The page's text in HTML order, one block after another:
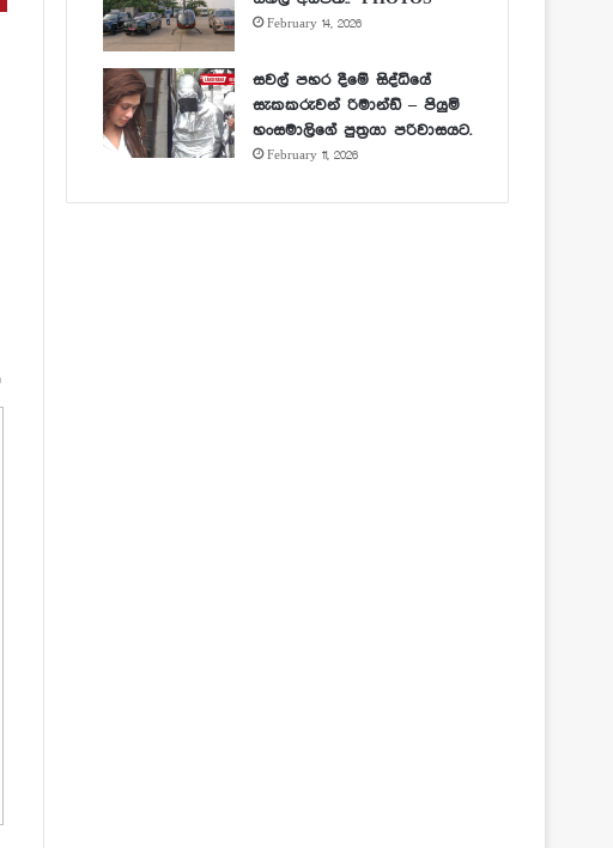
February 14, 2026
සවල් පහර දීමේ සිද්ධියේ
සැකකරුවන් රිමාන්ඩ් – පියුමි
හංසමාලිගේ පුත්‍රයා පරිවාසයට.
February 11, 2026